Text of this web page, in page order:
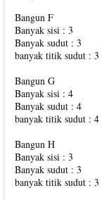
Bangun F
Banyak sisi : 3
Banyak sudut : 3
banyak titik sudut : 3
Bangun G
Banyak sisi : 4
Banyak sudut : 4
banyak titik sudut : 4
Bangun H
Banyak sisi : 3
Banyak sudut : 3
banyak titik sudut : 3